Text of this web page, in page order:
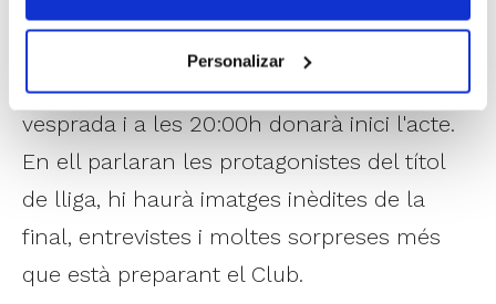
Personalizar
Per a celebrar el títol, La Fonteta obrirà les
seues portes este dilluns a les 19:30h de la
vesprada i a les 20:00h donarà inici l'acte.
En ell parlaran les protagonistes del títol
de lliga, hi haurà imatges inèdites de la
final, entrevistes i moltes sorpreses més
que està preparant el Club.